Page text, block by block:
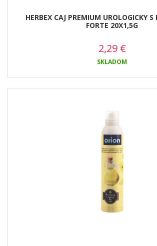
HERBEX CAJ PREMIUM UROLOGICKY
FORTE 20X1,5G
2,29 €
SKLADOM